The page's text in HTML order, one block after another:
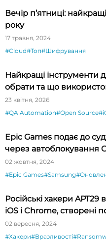
Вечір п’ятниці:
року
17 травня, 2024
#Cloud#Топ#Шифрування
Найкращі інструменти
обрати та що
23 квітня, 2026
#QA Automation#Open Source
Epic Games подає до
через автоблокування
02 жовтня, 2024
#Epic Games#Samsung
Російські хакери
iOS і Chrome, створені
шпигунського ПЗ
02 вересня, 2024
#Хакери#Вразливості